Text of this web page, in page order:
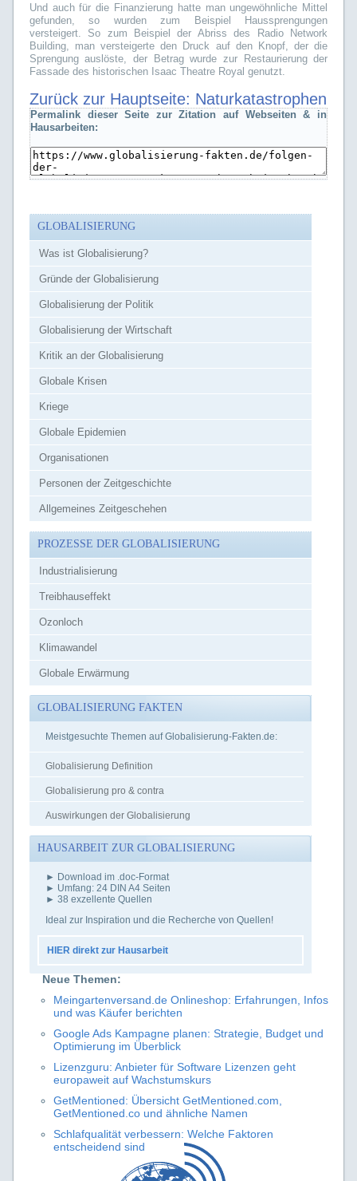
Und auch für die Finanzierung hatte man ungewöhnliche Mittel
gefunden, so wurden zum Beispiel Haussprengungen
versteigert. So zum Beispiel der Abriss des Radio Network
Building, man versteigerte den Druck auf den Knopf, der die
Sprengung auslöste, der Betrag wurde zur Restaurierung der
Fassade des historischen Isaac Theatre Royal genutzt.
Zurück zur Hauptseite: Naturkatastrophen
Permalink dieser Seite zur Zitation auf Webseiten & in
Hausarbeiten:
GLOBALISIERUNG
Was ist Globalisierung?
Gründe der Globalisierung
Globalisierung der Politik
Globalisierung der Wirtschaft
Kritik an der Globalisierung
Globale Krisen
Kriege
Globale Epidemien
Organisationen
Personen der Zeitgeschichte
Allgemeines Zeitgeschehen
PROZESSE DER GLOBALISIERUNG
Industrialisierung
Treibhauseffekt
Ozonloch
Klimawandel
Globale Erwärmung
GLOBALISIERUNG FAKTEN
Meistgesuchte Themen auf Globalisierung-Fakten.de:
Globalisierung Definition
Globalisierung pro & contra
Auswirkungen der Globalisierung
HAUSARBEIT ZUR GLOBALISIERUNG
► Download im .doc-Format
► Umfang: 24 DIN A4 Seiten
► 38 exzellente Quellen
Ideal zur Inspiration und die Recherche von Quellen!
HIER direkt zur Hausarbeit
Neue Themen:
Meingartenversand.de Onlineshop: Erfahrungen, Infos
und was Käufer berichten
Google Ads Kampagne planen: Strategie, Budget und
Optimierung im Überblick
Lizenzguru: Anbieter für Software Lizenzen geht
europaweit auf Wachstumskurs
GetMentioned: Übersicht GetMentioned.com,
GetMentioned.co und ähnliche Namen
Schlafqualität verbessern: Welche Faktoren
entscheidend sind